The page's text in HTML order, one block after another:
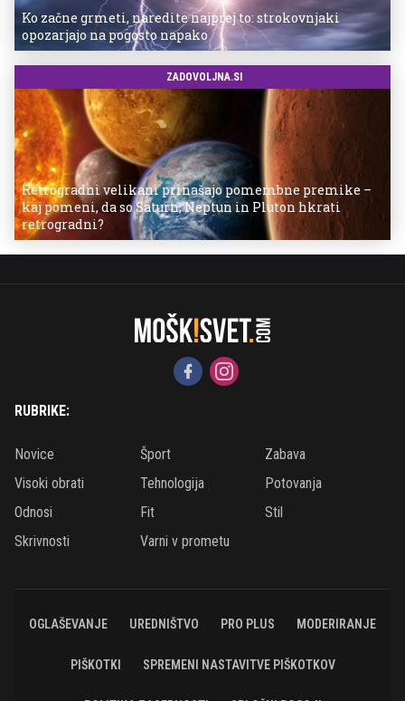
Ko začne grmeti, naredite najprej to: strokovnjaki
opozarjajo na pogosto napako
ZADOVOLJNA.SI
Retrogradni velikani prinašajo pomembne premike –
kaj pomeni, da so Saturn, Neptun in Pluton hkrati
retrogradni?
RUBRIKE:
Novice Šport
Zabava
Visoki obrati
Tehnologija
Potovanja
Odnosi
Fit
Stil
Skrivnosti
Varni v prometu
OGLAŠEVANJE UREDNIŠTVO PRO PLUS MODERIRANJE
PIŠKOTKI SPREMENI NASTAVITVE PIŠKOTKOV